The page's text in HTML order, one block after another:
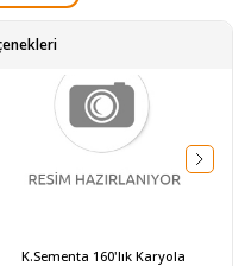
K.Sementa 160'lık Karyola